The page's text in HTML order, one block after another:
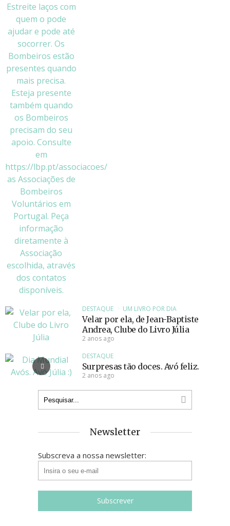
DESTAQUE UM LIVRO POR DIA
Velar por ela, de Jean-Baptiste
Andrea, Clube do Livro Júlia
2 anos ago
DESTAQUE
Surpresas tão doces. Avó feliz.
2 anos ago
Newsletter
Subscreva a nossa newsletter: